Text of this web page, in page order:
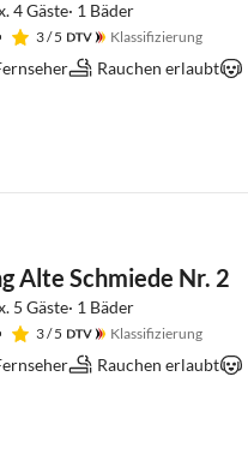
4 Gäste· 1 Bäder
3/ 5 Klassifizierung
Rauchen erlaubt
Alte Schmiede Nr. 2
5 Gäste· 1 Bäder
3/ 5 Klassifizierung
Rauchen erlaubt